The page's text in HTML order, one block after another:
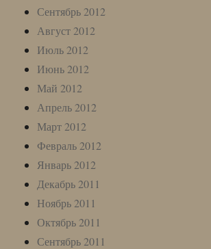
Сентябрь 2012
Август 2012
Июль 2012
Июнь 2012
Май 2012
Апрель 2012
Март 2012
Февраль 2012
Январь 2012
Декабрь 2011
Ноябрь 2011
Октябрь 2011
Сентябрь 2011